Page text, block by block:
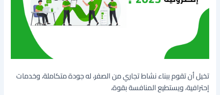
تخيل أن تقوم ببناء نشاط تجاري من الصفر، له جودة متكاملة، وخدمات
إحترافية، ويستطيع المنافسة بقوة،